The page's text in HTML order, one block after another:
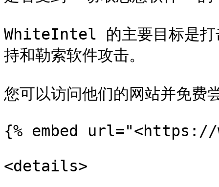
WhiteIntel 的主要目标是打
持和勒索软件攻击。
您可以访问他们的网站并免费
{% embed
<details>